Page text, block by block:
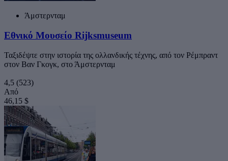
Άμστερνταμ
Εθνικό Μουσείο Rijksmuseum
Ταξιδέψτε στην ιστορία της ολλανδικής τέχνης, από τον Ρέμπραντ
στον Βαν Γκογκ, στο Άμστερνταμ
4,5 (523)
Από
46,15 $